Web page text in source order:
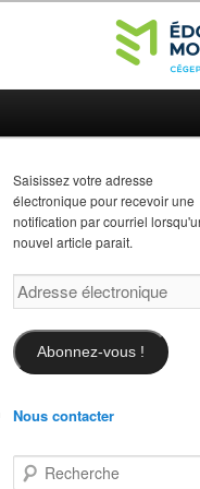
Saisissez votre adresse
électronique pour recevoir une
notification par courriel
nouvel article parait.
Adresse
électronique
Abonnez-vous !
Nous contacter